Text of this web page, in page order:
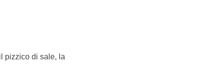
pizzico di sale, la